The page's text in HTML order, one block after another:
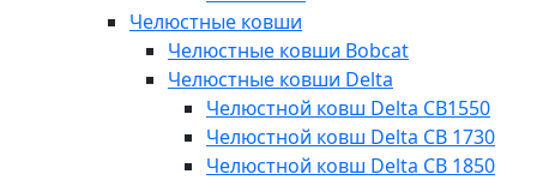
Челюстные ковши
Челюстные ковши Bobcat
Челюстные ковши Delta
Челюстной ковш Delta СВ1550
Челюстной ковш Delta СВ 1730
Челюстной ковш Delta СВ 1850